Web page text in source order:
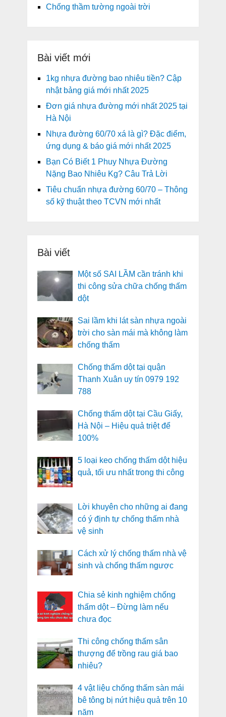
Chống thầm tường ngoài trời
Bài viết mới
1kg nhựa đường bao nhiêu tiền? Cập
nhật bảng giá mới nhất 2025
Đơn giá nhựa đường mới nhất 2025 tại
Hà Nội
Nhựa đường 60/70 xá là gì? Đặc điểm,
ứng dụng & báo giá mới nhất 2025
Bạn Có Biết 1 Phuy Nhựa Đường
Nặng Bao Nhiêu Kg? Câu Trả Lời
Tiêu chuẩn nhựa đường 60/70 – Thông
số kỹ thuật theo TCVN mới nhất
Bài viết
Một số SAI LẦM cần tránh khi
thi công sửa chữa chống thấm
dột
Sai lầm khi lát sàn nhựa ngoài
trời cho sàn mái mà không làm
chống thấm
Chống thấm dột tại quận
Thanh Xuân uy tín 0979 192
788
Chống thấm dột tại Cầu Giấy,
Hà Nội – Hiệu quả triệt để
100%
5 loại keo chống thấm dột hiệu
quả, tối ưu nhất trong thi công
Lời khuyên cho những ai đang
có ý định tự chống thấm nhà
vệ sinh
Cách xử lý chống thấm nhà vệ
sinh và chống thấm ngược
Chia sẻ kinh nghiệm chống
thấm dột – Đừng làm nếu
chưa đọc
Thi công chống thấm sân
thượng để trồng rau giá bao
nhiêu?
4 vật liệu chống thấm sàn mái
bê tông bị nứt hiệu quả trên 10
năm